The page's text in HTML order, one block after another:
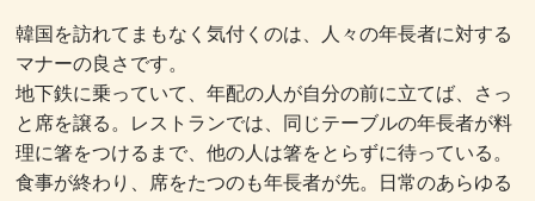
韓国を訪れてまもなく気付くのは、人々の年長者に対する
マナーの良さです。
地下鉄に乗っていて、年配の人が自分の前に立てば、さっ
と席を譲る。レストランでは、同じテーブルの年長者が料
理に箸をつけるまで、他の人は箸をとらずに待っている。
食事が終わり、席をたつのも年長者が先。日常のあらゆる